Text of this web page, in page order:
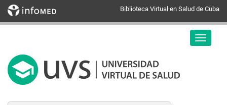
Biblioteca Virtual en Salud de Cuba